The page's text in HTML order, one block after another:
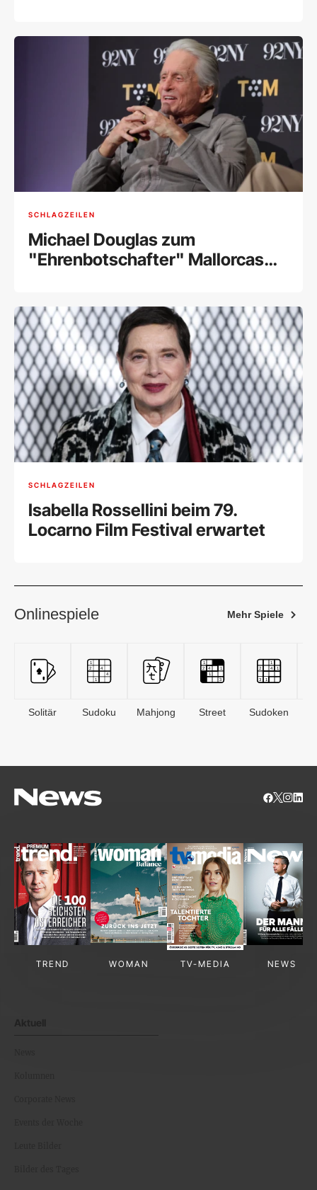
SCHLAGZEILEN
Michael Douglas zum
"Ehrenbotschafter" Mallorcas
SCHLAGZEILEN
Isabella Rossellini beim 79.
Locarno Film Festival erwartet
Onlinespiele Mehr Spiele
Solitär Sudoku Mahjong Street Sudoken
TREND WOMAN TV-MEDIA NEWS